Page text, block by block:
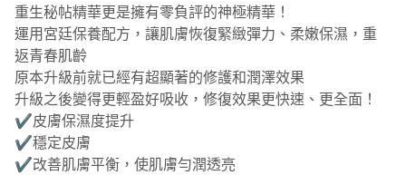
重生秘帖精華更是擁有零負評的神極精華！
運用宮廷保養配方， 讓肌膚恢復緊緻彈力、柔嫩保濕，重
返青春肌齡
原本升級前就已經有超顯著的修護和潤澤效果
升級之後變得更輕盈好吸收，修復效果更快速、更全面！
✔️皮膚保濕度提升
✔️穩定皮膚
✔️改善肌膚平衡，使肌膚勻潤透亮